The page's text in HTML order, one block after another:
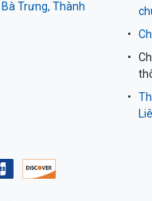
Trưng, Thành